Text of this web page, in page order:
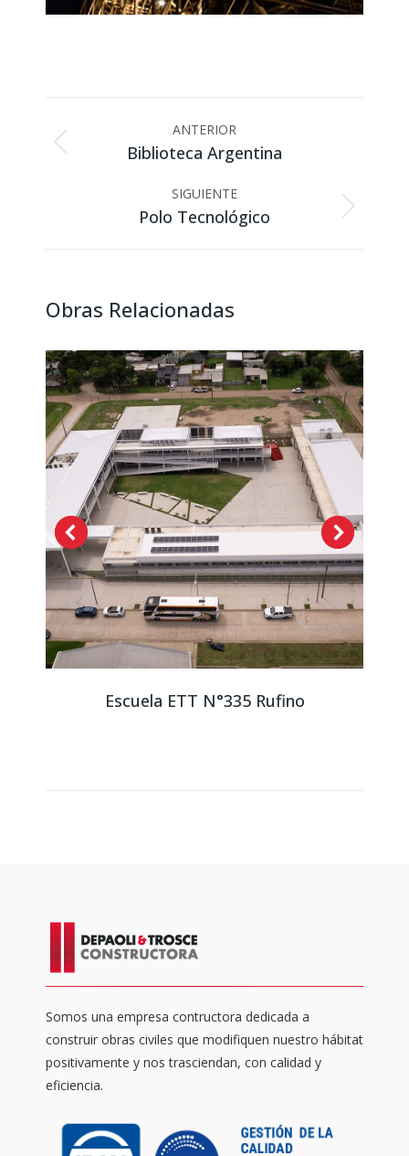
entre
proyectos
ANTERIOR
Proyecto
Biblioteca Argentina
SIGUIENTE
Proyecto
Polo Tecnológico
Obras Relacionadas
Escuela ETT N°335 Rufino
Somos una empresa contructora dedicada a
construir obras civiles que modifiquen nuestro hábitat
positivamente y nos trasciendan, con calidad y
eficiencia.